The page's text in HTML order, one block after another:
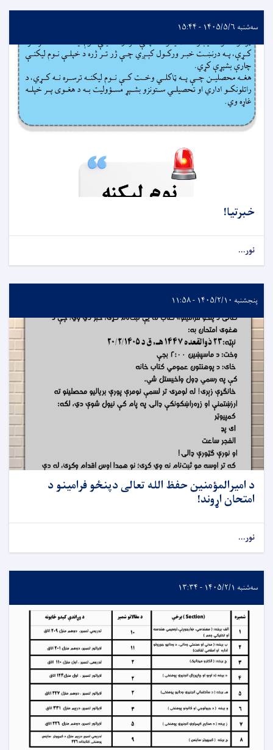
سه‌شنبه ۱۴۰۵/۵/۶ - ۱۵:۴۴
خبرتیا!
نور...
پنجشنبه ۱۴۰۵/۲/۱۰ - ۱۱:۵۸
د امیرالمؤمنین حفظ الله تعالی دپنځو فرامینو د
امتحان اړوند!
نور...
سه‌شنبه ۱۴۰۵/۲/۱ - ۱۳:۳۴